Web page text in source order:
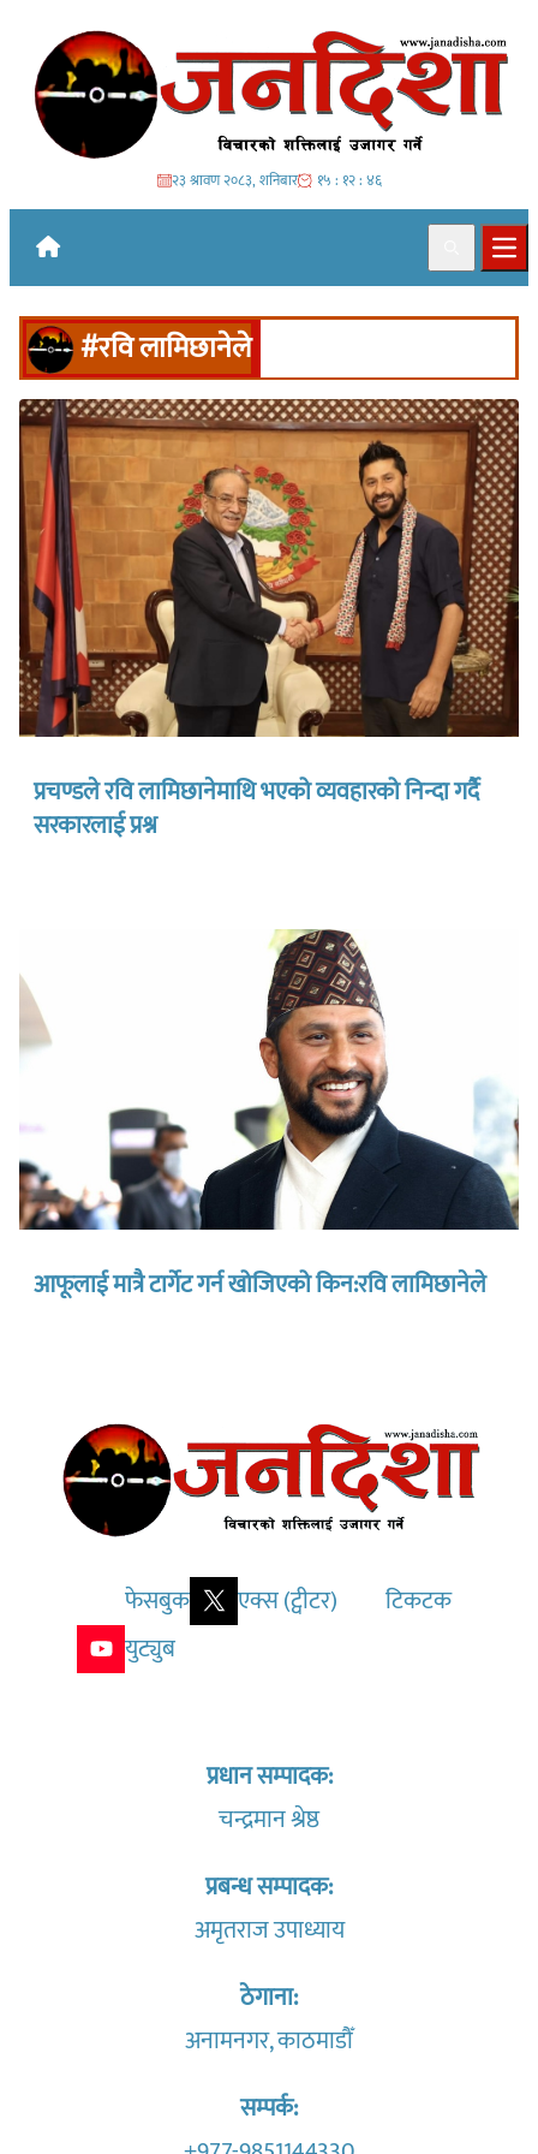
Skip to content
२३ श्रावण २०८३, शनिबार १५ : १२ : ४६
Search
#रवि लामिछानेले
प्रचण्डले रवि लामिछानेमाथि भएको व्यवहारको निन्दा गर्दै
सरकारलाई प्रश्न
आफूलाई मात्रै टार्गेट गर्न खोजिएको किन:रवि लामिछानेले
फेसबुक एक्स (ट्वीटर)
टिकटक
युट्युब
प्रधान सम्पादक:
चन्द्रमान श्रेष्ठ
प्रबन्ध सम्पादक:
अमृतराज उपाध्याय
ठेगाना:
अनामनगर, काठमाडौँ
सम्पर्क: